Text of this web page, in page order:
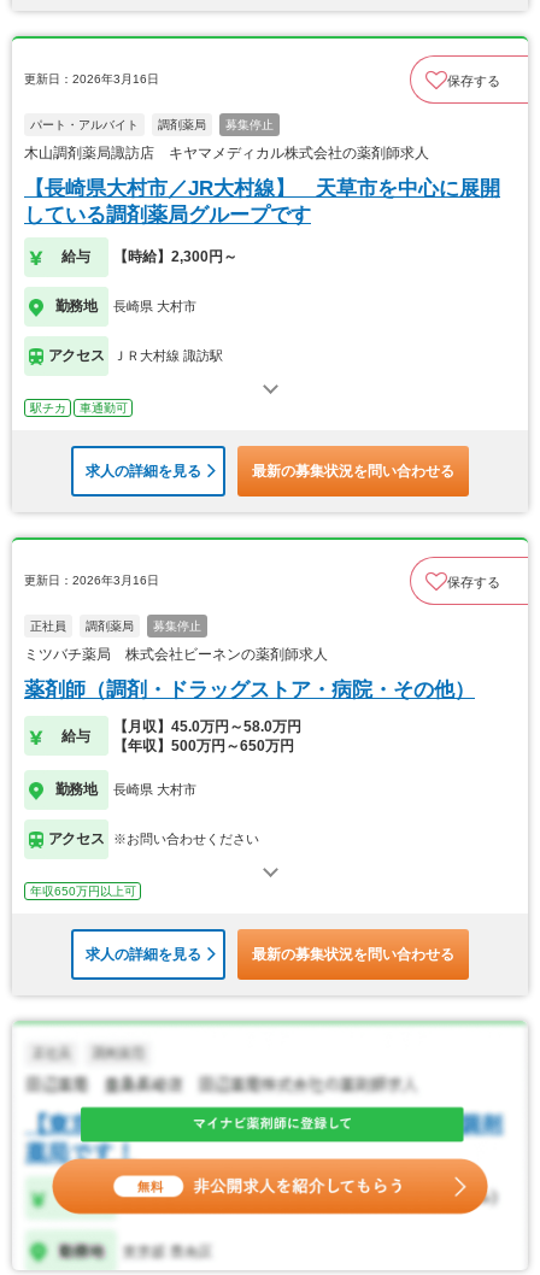
更新日：2026年3月16日 保存する
パート・アルバイト 調剤薬局 募集停止
木山調剤薬局諏訪店 キヤマメディカル株式会社の薬剤師求人
【長崎県大村市／JR大村線】 天草市を中心に展開
している調剤薬局グループです
給与 【時給】2,300円～
勤務地 長崎県 大村市
アクセス ＪＲ大村線 諏訪駅
駅チカ 車通勤可
求人の詳細を見る 最新の募集状況を問い合わせる
更新日：2026年3月16日 保存する
正社員 調剤薬局 募集停止
ミツバチ薬局 株式会社ビーネンの薬剤師求人
薬剤師（調剤・ドラッグストア・病院・その他）
給与
【月収】45.0万円～58.0万円
【年収】500万円～650万円
勤務地 長崎県 大村市
アクセス ※お問い合わせください
年収650万円以上可
求人の詳細を見る 最新の募集状況を問い合わせる